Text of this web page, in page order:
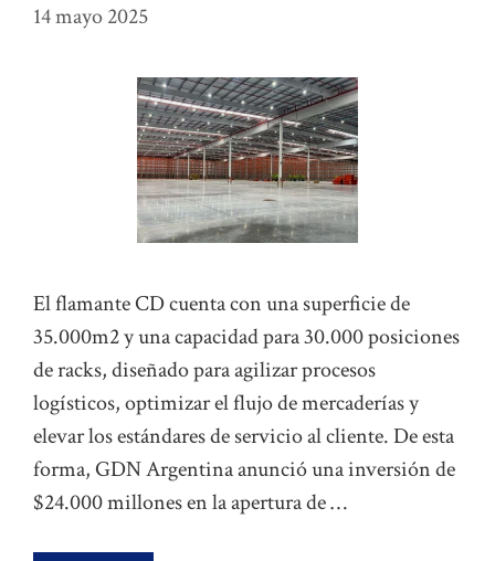
14 mayo 2025
El flamante CD cuenta con una superficie de
35.000m2 y una capacidad para 30.000 posiciones
de racks, diseñado para agilizar procesos
logísticos, optimizar el flujo de mercaderías y
elevar los estándares de servicio al cliente. De esta
forma, GDN Argentina anunció una inversión de
$24.000 millones en la apertura de …